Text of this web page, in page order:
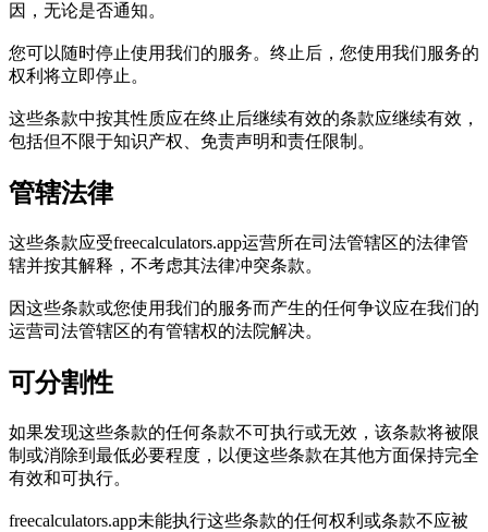
因，无论是否通知。
您可以随时停止使用我们的服务。终止后，您使用我们服务的
权利将立即停止。
这些条款中按其性质应在终止后继续有效的条款应继续有效，
包括但不限于知识产权、免责声明和责任限制。
管辖法律
这些条款应受freecalculators.app运营所在司法管辖区的法律管
辖并按其解释，不考虑其法律冲突条款。
因这些条款或您使用我们的服务而产生的任何争议应在我们的
运营司法管辖区的有管辖权的法院解决。
可分割性
如果发现这些条款的任何条款不可执行或无效，该条款将被限
制或消除到最低必要程度，以便这些条款在其他方面保持完全
有效和可执行。
freecalculators.app未能执行这些条款的任何权利或条款不应被